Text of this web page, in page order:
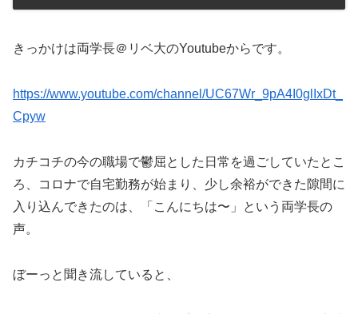
きっかけは両学長＠リベ大のYoutubeからです。
https://www.youtube.com/channel/UC67Wr_9pA4I0glIxDt_
Cpyw
カチコチの今の職場で鬱屈とした日常を過ごしていたとこ
ろ、コロナで自宅勤務が始まり、少し余裕ができた隙間に
入り込んできたのは、「こんにちは〜」という両学長の
声。
ぼーっと聞き流していると、